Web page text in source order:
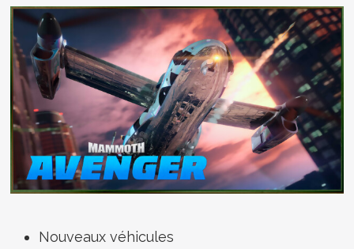
Nouveaux véhicules